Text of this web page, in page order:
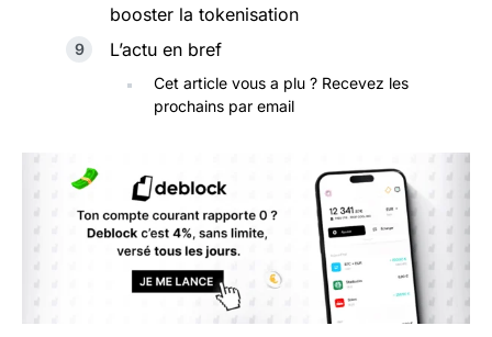
booster la tokenisation
L’actu en bref
Cet article vous a plu ? Recevez les
prochains par email